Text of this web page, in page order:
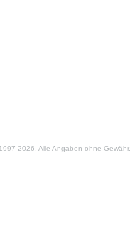
2026. Alle Angaben ohne Gewähr.